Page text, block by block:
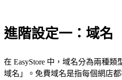
進階設定一：域名
在 EasyStore 中，域名分為兩種
域名」。免費域名是指每個網店